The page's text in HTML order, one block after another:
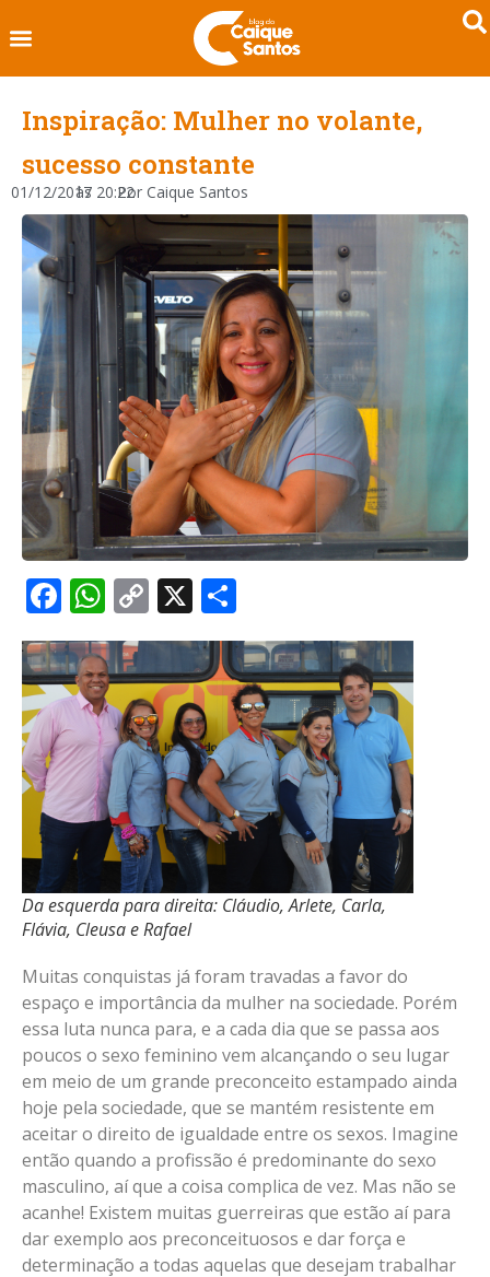
Inspiração: Mulher no volante,
sucesso constante
01/12/2017
às 20:22
Por Caique Santos
Facebook
WhatsApp
Copy
Link
X
Da esquerda para direita: Cláudio, Arlete, Carla,
Flávia, Cleusa e Rafael
Muitas conquistas já foram travadas a favor do
espaço e importância da mulher na sociedade. Porém
essa luta nunca para, e a cada dia que se passa aos
poucos o sexo feminino vem alcançando o seu lugar
em meio de um grande preconceito estampado ainda
hoje pela sociedade, que se mantém resistente em
aceitar o direito de igualdade entre os sexos. Imagine
então quando a profissão é predominante do sexo
masculino, aí que a coisa complica de vez. Mas não se
acanhe! Existem muitas guerreiras que estão aí para
dar exemplo aos preconceituosos e dar força e
determinação a todas aquelas que desejam trabalhar